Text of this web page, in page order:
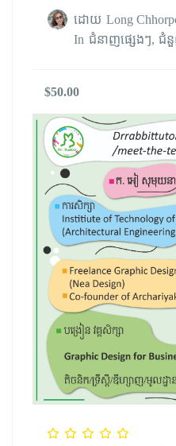
ដោយ Long
In ជំនាញផ្សេងៗ ជំ
$50.00